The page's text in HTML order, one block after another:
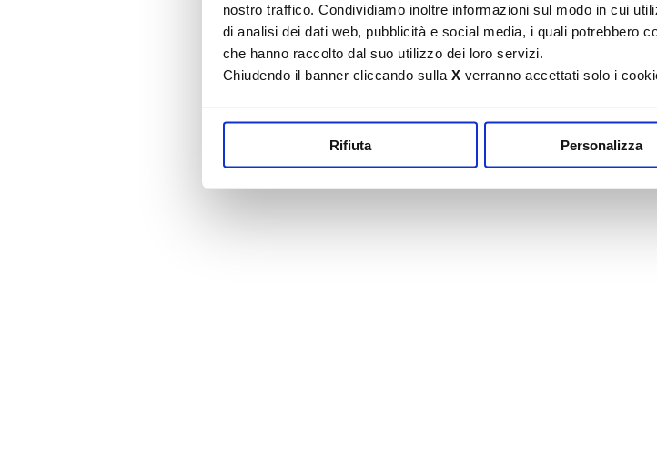
nostro traffico. Condividiamo inoltre informazioni sul modo in cui
di analisi dei dati web, pubblicità e social media, i quali potrebbero
che hanno raccolto dal suo utilizzo dei loro servizi.
Chiudendo il banner cliccando sulla X verranno accettati solo i
Rifiuta Personalizza